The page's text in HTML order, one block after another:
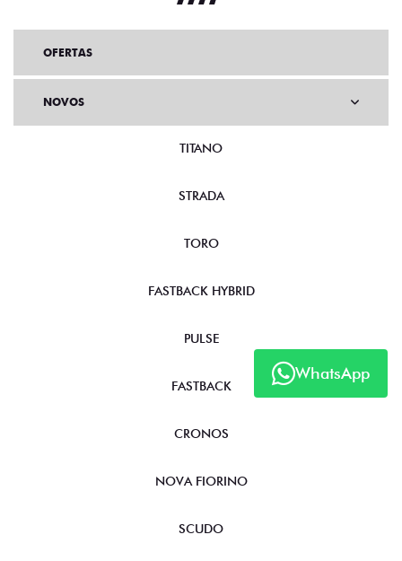
WhatsApp
OFERTAS
NOVOS
TITANO
STRADA
TORO
FASTBACK HYBRID
PULSE
FASTBACK
CRONOS
NOVA FIORINO
SCUDO